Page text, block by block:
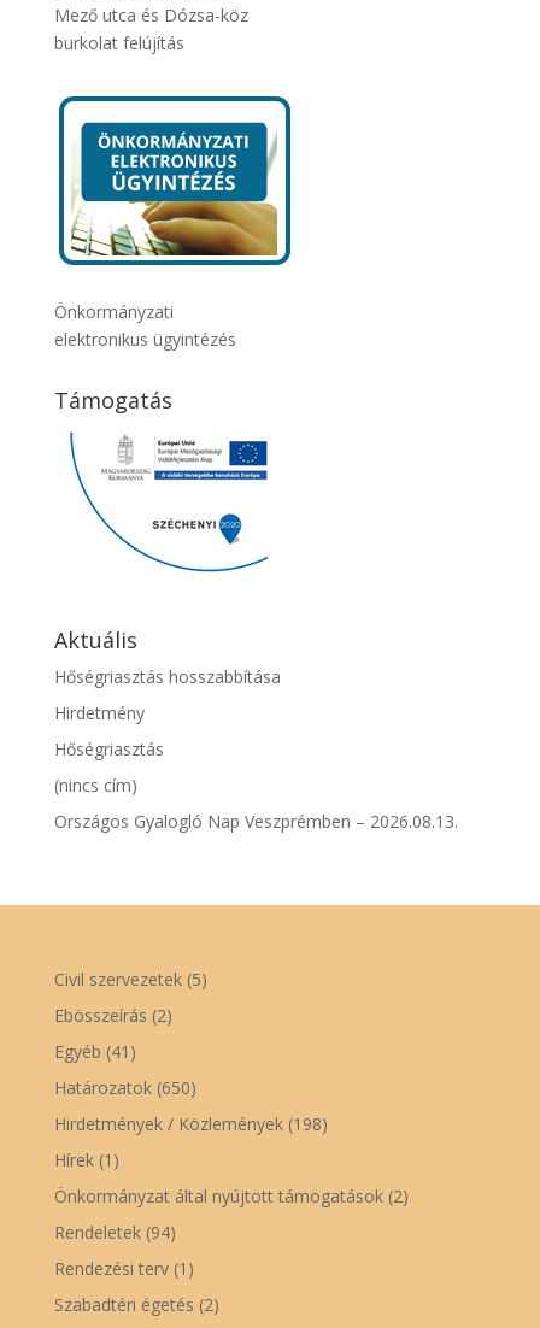
Mező utca és Dózsa-köz
burkolat felújítás
Önkormányzati
elektronikus ügyintézés
Támogatás
Aktuális
Hőségriasztás hosszabbítása
Hirdetmény
Hőségriasztás
(nincs cím)
Országos Gyalogló Nap Veszprémben – 2026.08.13.
Civil szervezetek(5)
Ebösszeírás (2)
Egyéb (41)
Határozatok(650)
Hirdetmények / Közlemények(198)
Hírek(1)
Önkormányzat által nyújtott támogatások(2)
Rendeletek(94)
Rendezési terv(1)
Szabadtéri égetés (2)